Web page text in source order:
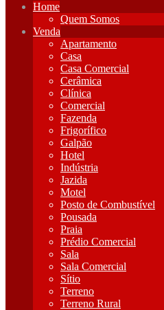
Home
Quem Somos
Venda
Apartamento
Casa
Casa Comercial
Cerâmica
Clínica
Comercial
Fazenda
Frigorífico
Galpão
Hotel
Indústria
Jazida
Motel
Posto de Combustível
Pousada
Praia
Prédio Comercial
Sala
Sala Comercial
Sítio
Terreno
Terreno Rural